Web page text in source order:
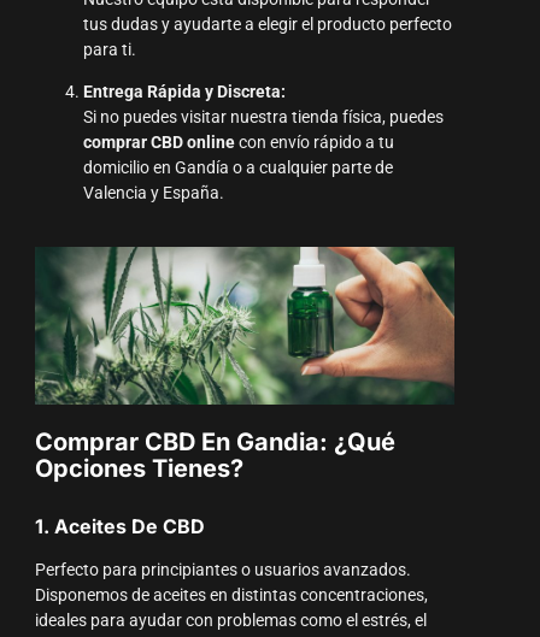
tus dudas y ayudarte a elegir el producto perfecto
para ti.
Entrega Rápida y Discreta:
Si no puedes visitar nuestra tienda física, puedes
comprar CBD onlinecon envío rápido a tu
domicilio en Gandía o a cualquier parte de
Valencia y España.
Comprar CBD En Gandia: ¿Qué
Opciones Tienes?
1. Aceites De CBD
Perfecto para principiantes o usuarios avanzados.
Disponemos de aceites en distintas concentraciones,
ideales para ayudar con problemas como el estrés, el